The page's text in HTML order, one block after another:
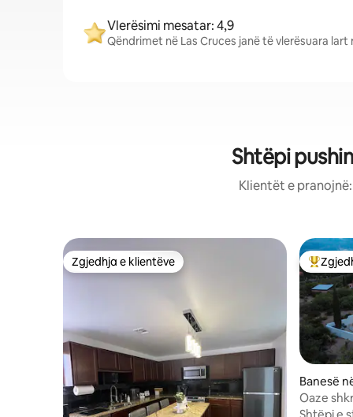
Vlerësimi mesatar: 4,9
Qëndrimet në Las Cruces janë të vlerësuara
Shtëpi
Klientët e
Zgjedhja e klientëve
Zgjedhja e klientëve Më të
Banesë
Oaze